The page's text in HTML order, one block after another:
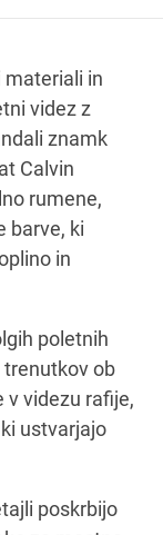
materiali in
videz z
znamk
Calvin
rumene,
barve, ki
in
poletnih
trenutkov ob
v videzu rafije,
ustvarjajo
poskrbijo